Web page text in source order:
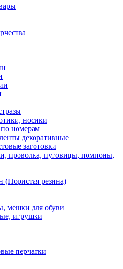
носики
номерам
декоративные
заготовки
проволка, пуговицы, помпоны,
(Пористая резина)
мешки для обуви
игрушки
перчатки